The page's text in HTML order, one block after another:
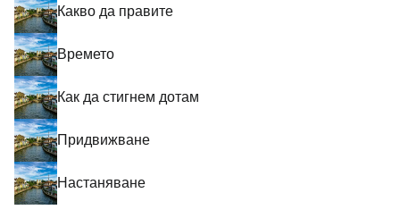
Какво да правите
Времето
Как да стигнем дотам
Придвижване
Настаняване